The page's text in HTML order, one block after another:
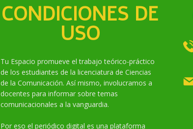
CONDICIONES DE
USO
Tu Espacio promueve el trabajo teórico-práctico
de los estudiantes de la licenciatura de Ciencias
de la Comunicación. Así mismo, involucramos a
docentes para informar sobre temas
comunicacionales a la vanguardia.
Por eso el periódico digital es una plataforma